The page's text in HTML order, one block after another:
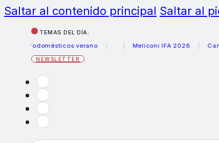
Saltar al contenido principal Saltar al
TEMAS DEL DÍA:
verano
Meliconi IFA 2026 Canon
NEWSLETTER